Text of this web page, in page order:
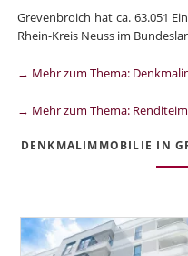
Grevenbroich hat ca. 63.051
Rhein-Kreis Neuss im
→ Mehr zum Thema:
→ Mehr zum Thema:
DENKMALIMMOBILIE IN